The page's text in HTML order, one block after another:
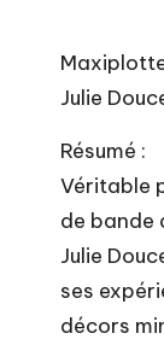
Julie
Résumé :
Véritable
de bande
Julie
ses
décors